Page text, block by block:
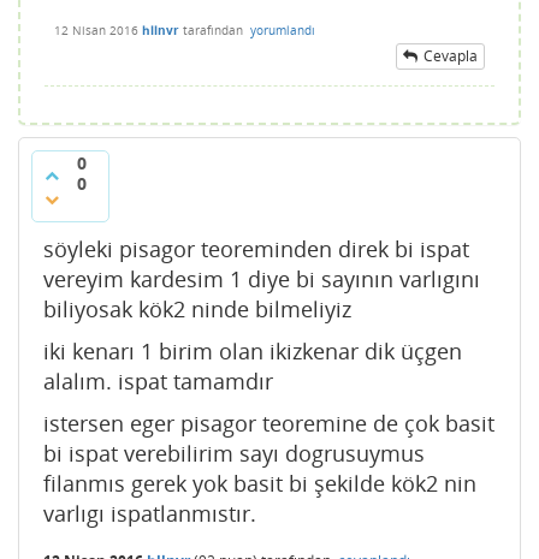
12 Nisan 2016 hllnvr tarafından yorumlandı
Cevapla
0
0
söyleki pisagor teoreminden direk bi ispat
vereyim kardesim 1 diye bi sayının varlıgını
biliyosak kök2 ninde bilmeliyiz
iki kenarı 1 birim olan ikizkenar dik üçgen
alalım. ispat tamamdır
istersen eger pisagor teoremine de çok basit
bi ispat verebilirim sayı dogrusuymus
filanmıs gerek yok basit bi şekilde kök2 nin
varlıgı ispatlanmıstır.